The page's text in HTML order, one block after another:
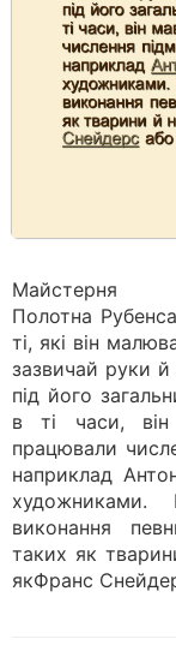
Майстерня
Полотна
ті, які він
зазвичай руки й
під його
в ті часи,
працювали
наприклад
виконання
таких як
якФранс